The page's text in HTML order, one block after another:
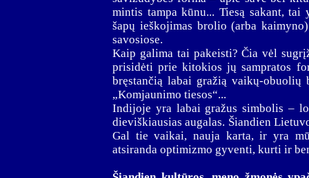
mintis tampa kūnu... Tiesą sakant, tai
šapų ieškojimas brolio (arba
savosiose.
Kaip galima tai pakeisti? Čia vėl
prisidėti prie kitokios jų sampratos
bręstančią labai gražią vaikų-obuolių
„Komjaunimo tiesos“...
Indijoje yra labai gražus simbolis –
dieviškiausias augalas. Šiandien
Gal tie vaikai, nauja karta, ir yra
atsiranda optimizmo gyventi, kurti ir